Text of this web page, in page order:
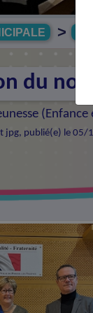
>
du
(Enfance
jpg, publié(e) le